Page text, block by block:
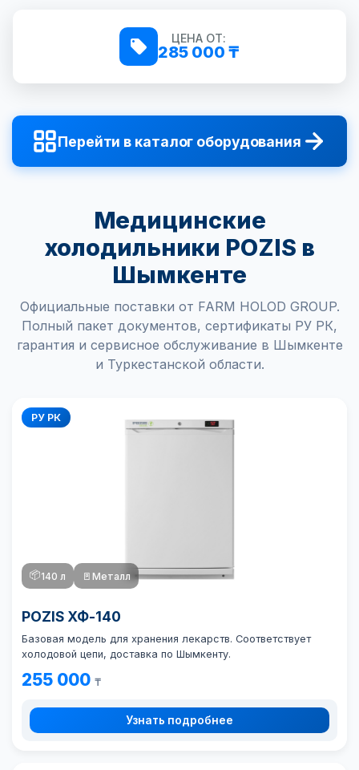
ЦЕНА ОТ:
285 000 ₸
Перейти в каталог оборудования
Медицинские
холодильники POZIS в
Шымкенте
Официальные поставки от FARM HOLOD GROUP.
Полный пакет документов, сертификаты РУ РК,
гарантия и сервисное обслуживание в Шымкенте
и Туркестанской области.
РУ РК
📦140 л 🚪 Металл
POZIS ХФ-140
Базовая модель для хранения лекарств. Соответствует
холодовой цепи, доставка по Шымкенту.
255 000 ₸
Узнать подробнее